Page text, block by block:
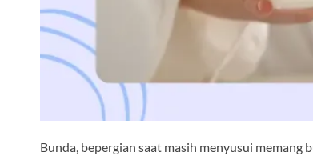
Bunda, bepergian saat masih menyusui memang